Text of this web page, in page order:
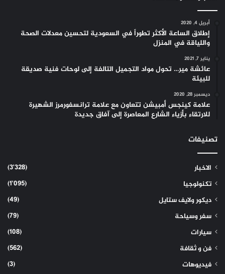
أبريل 4, 2020
إطلاق الساعة الأكثر تطوراً في السعودية لتحسين معدلات الصحة
واللياقة في المنزل
يناير 7, 2021
عائشة مير… تحول مواد التجميل التالفة إلى لوحات فنية صديقة
للبيئة
ديسمبر 28, 2020
علامة كينجس أمبيشن تتعاون مع علامة ترانسفورمرز الشهيرة
للارتقاء بأزياء الشارع المعاصرة إلى آفاق جديدة
تصنيفات
الاخبار
(3٬328)
تكنولوجيا
(1٬095)
ديكور ولايف ستايل
(49)
سفر وسياحة
(79)
سيارات
(108)
فن و ثقافة
(562)
فيديوهات
(3)